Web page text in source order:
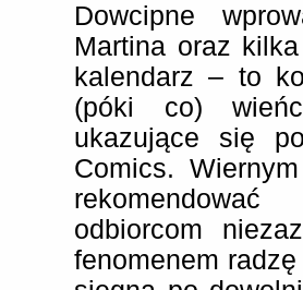
Dowcipne
Martina oraz
kalendarz – to
(póki co)
ukazujące się
Comics.
odbiorcom
fenomenem